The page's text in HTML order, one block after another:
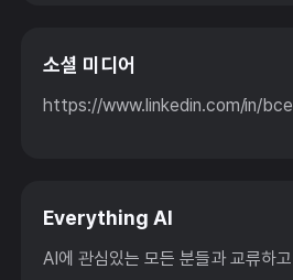
소셜 미디어
https://www.linkedin.com/in/
Everything AI
AI에 관심있는 모든 분들과 교류하